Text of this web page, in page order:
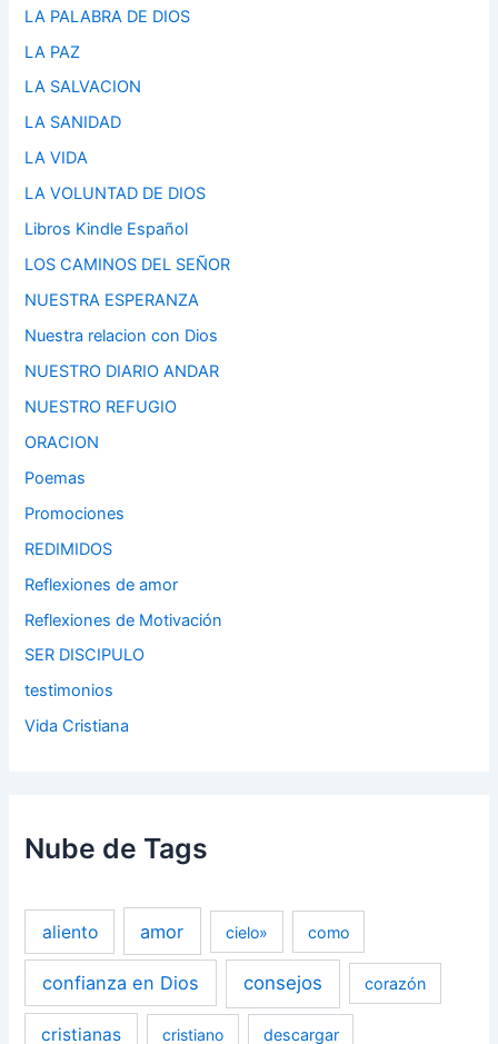
LA PALABRA DE DIOS
LA PAZ
LA SALVACION
LA SANIDAD
LA VIDA
LA VOLUNTAD DE DIOS
Libros Kindle Español
LOS CAMINOS DEL SEÑOR
NUESTRA ESPERANZA
Nuestra relacion con Dios
NUESTRO DIARIO ANDAR
NUESTRO REFUGIO
ORACION
Poemas
Promociones
REDIMIDOS
Reflexiones de amor
Reflexiones de Motivación
SER DISCIPULO
testimonios
Vida Cristiana
Nube de Tags
aliento amor cielo» como
confianza en Dios consejos corazón
cristianas cristiano descargar